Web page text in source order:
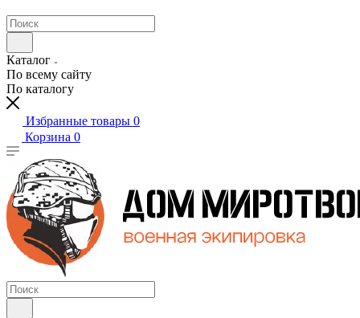
Каталог
По всему сайту
По каталогу
Избранные товары 0
Корзина 0